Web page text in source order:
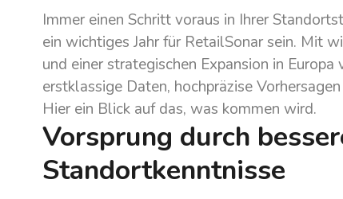
Immer einen Schritt voraus in Ihrer
ein wichtiges Jahr für RetailSonar sein. Mit
und einer strategischen Expansion in
erstklassige Daten, hochpräzise
Hier ein Blick auf das, was kommen wird.
Vorsprung durch
Standortkenntnisse